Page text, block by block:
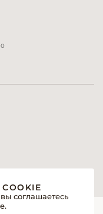
для профессионалов
соглашаетесь